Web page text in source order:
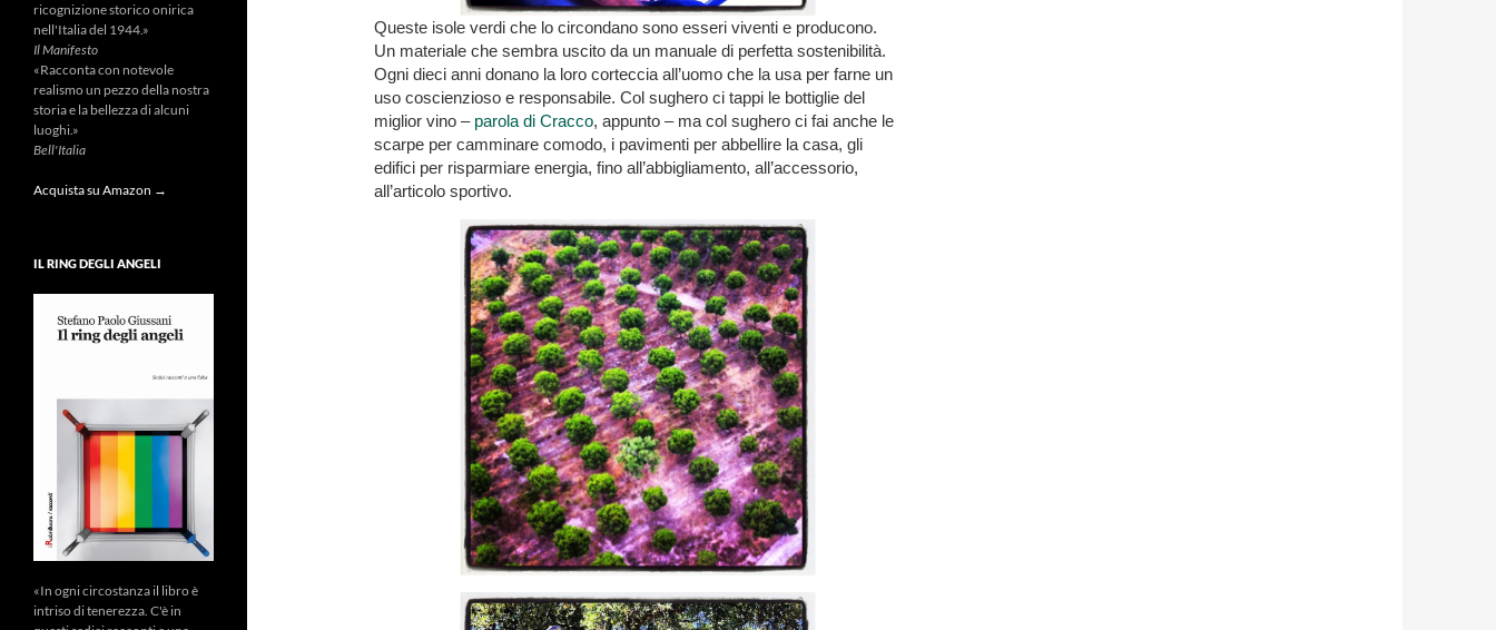
Queste isole verdi che lo circondano sono esseri viventi e producono.
Un materiale che sembra uscito da un manuale di perfetta sostenibilità.
Ogni dieci anni donano la loro corteccia all’uomo che la usa per farne un
uso coscienzioso e responsabile. Col sughero ci tappi le bottiglie del
miglior vino – parola di Cracco, appunto – ma col sughero ci fai anche le
scarpe per camminare comodo, i pavimenti per abbellire la casa, gli
edifici per risparmiare energia, fino all’abbigliamento, all’accessorio,
all’articolo sportivo.
ricognizione storico onirica
nell'Italia del 1944.»
Il Manifesto
«Racconta con notevole
realismo un pezzo della nostra
storia e la bellezza di alcuni
luoghi.»
Bell'Italia
Acquista su Amazon →
IL RING DEGLI ANGELI
«In ogni circostanza il libro è
intriso di tenerezza. C'è in